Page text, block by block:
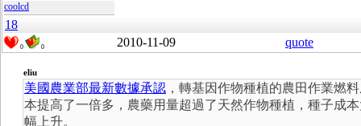
coolcd
18
0 0 2010-11-09 quote
eliu
美國農業部最新數據承認 ，轉基因作物種植的農田作業燃
本提高了一倍多，農藥用量超過了天然作物種植，種子成
幅上升。